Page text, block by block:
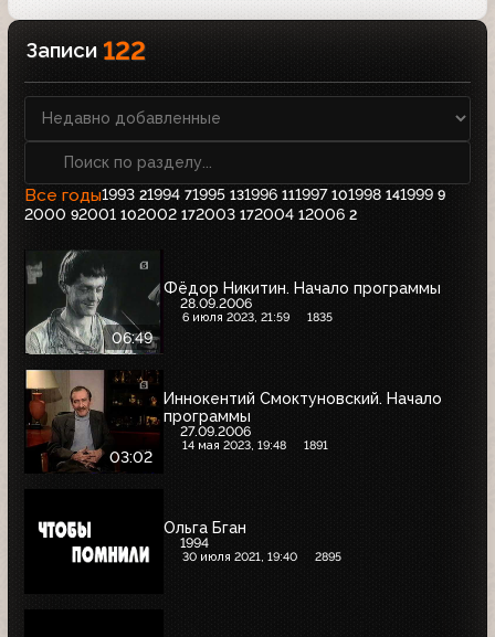
Записи 122
Все годы1993 21994 71995 131996 111997 101998 141999 9
2000 92001 102002 172003 172004 12006 2
06:49
Фёдор Никитин. Начало программы
28.09.2006
6 июля 2023, 21:59 1835
03:02
Иннокентий Смоктуновский. Начало
программы
27.09.2006
14 мая 2023, 19:48 1891
Ольга Бган
1994
30 июля 2021, 19:40 2895